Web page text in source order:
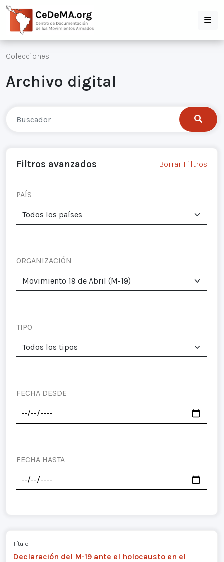
Colecciones
Archivo digital
Filtros avanzados Borrar Filtros
PAÍS
ORGANIZACIÓN
TIPO
FECHA DESDE
FECHA HASTA
Título
Declaración del M-19 ante el holocausto en el